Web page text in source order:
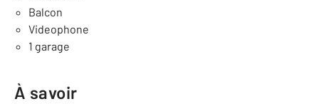
Balcon
Videophone
1 garage
À savoir